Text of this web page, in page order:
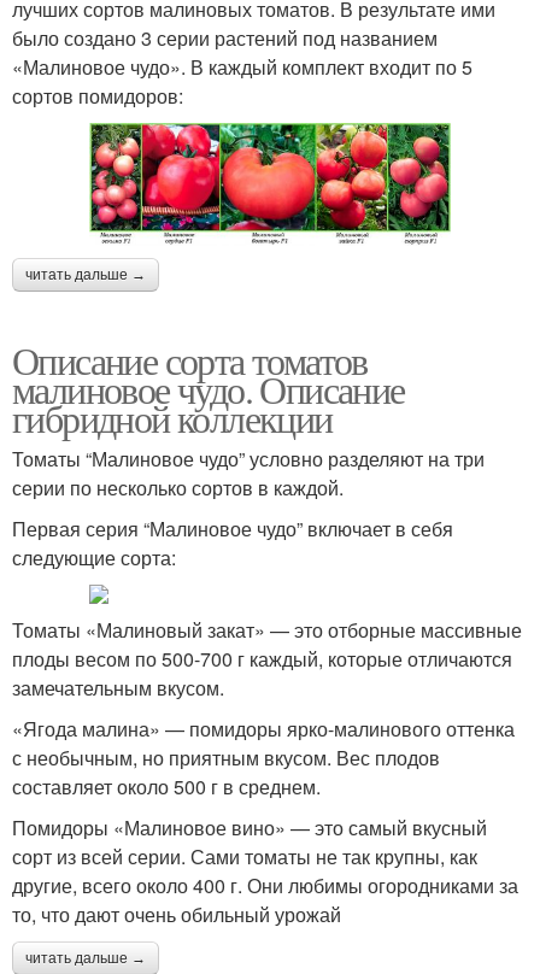
лучших сортов малиновых томатов. В результате ими
было создано 3 серии растений под названием
«Малиновое чудо». В каждый комплект входит по 5
сортов помидоров:
читать дальше →
Описание сорта томатов
малиновое чудо. Описание
гибридной коллекции
Томаты “Малиновое чудо” условно разделяют на три
серии по несколько сортов в каждой.
Первая серия “Малиновое чудо” включает в себя
следующие сорта:
Томаты «Малиновый закат» — это отборные массивные
плоды весом по 500-700 г каждый, которые отличаются
замечательным вкусом.
«Ягода малина» — помидоры ярко-малинового оттенка
с необычным, но приятным вкусом. Вес плодов
составляет около 500 г в среднем.
Помидоры «Малиновое вино» — это самый вкусный
сорт из всей серии. Сами томаты не так крупны, как
другие, всего около 400 г. Они любимы огородниками за
то, что дают очень обильный урожай
читать дальше →